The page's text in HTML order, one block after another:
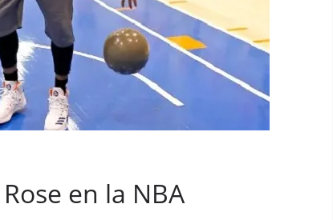
en la NBA